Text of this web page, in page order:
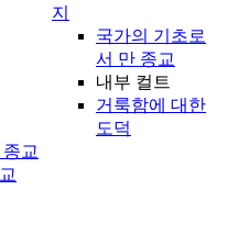
지
국가의 기초로
서 만 종교
내부 컬트
거룩함에 대한
도덕
교